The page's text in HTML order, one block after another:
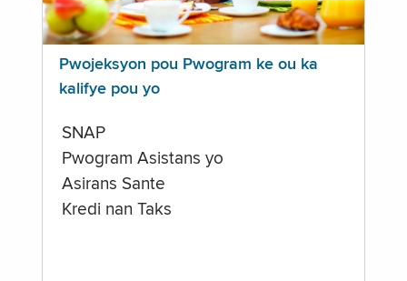
Pwojeksyon pou Pwogram ke ou ka
kalifye pou yo
SNAP
Pwogram Asistans yo
Asirans Sante
Kredi nan Taks